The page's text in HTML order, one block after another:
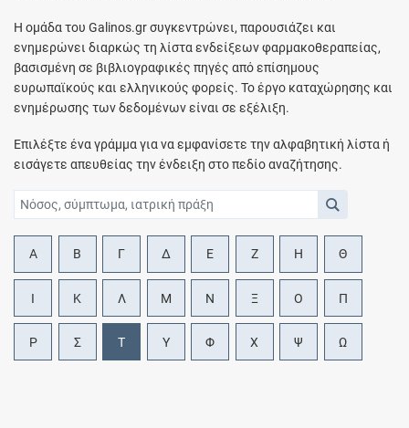
Η ομάδα του Galinos.gr συγκεντρώνει, παρουσιάζει και
ενημερώνει διαρκώς τη λίστα ενδείξεων φαρμακοθεραπείας,
βασισμένη σε βιβλιογραφικές πηγές από επίσημους
ευρωπαϊκούς και ελληνικούς φορείς. Το έργο καταχώρησης και
ενημέρωσης των δεδομένων είναι σε εξέλιξη.
Επιλέξτε ένα γράμμα για να εμφανίσετε την αλφαβητική λίστα ή
εισάγετε απευθείας την ένδειξη στο πεδίο αναζήτησης.
Α Β Γ Δ Ε Ζ Η Θ
Ι Κ Λ Μ Ν Ξ Ο Π
Ρ Σ Τ Υ Φ Χ Ψ Ω